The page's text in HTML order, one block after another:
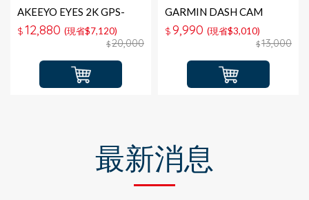
AKEEYO EYES 2K GPS-
WIFI 3鏡頭行車紀錄器＋
128G記憶卡
$12,880 (現省$7,120)
$20,000
GARMIN DASH CAM
X110D GPS-WIFI 行車記錄
器＋16G
$9,990 (現省$3,010)
$13,000
最新消息